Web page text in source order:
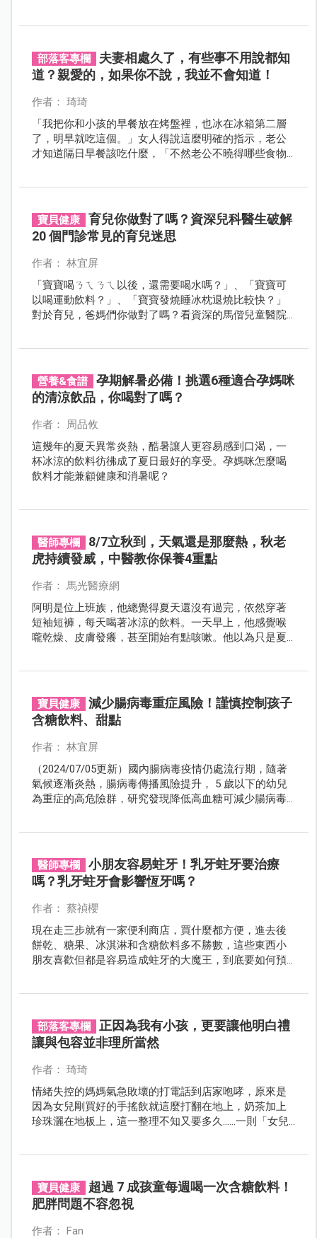
部落客專欄
夫妻相處久了，有些事不用說都知
道？親愛的，如果你不說，我並不會知道！
作者： 琦琦
「我把你和小孩的早餐放在烤盤裡，也冰在冰箱第二層
了，明早就吃這個。」女人得說這麼明確的指示，老公
才知道隔日早餐該吃什麼，「不然老公不曉得哪些食物
寶貝健康
育兒你做對了嗎？資深兒科醫生破解
20 個門診常見的育兒迷思
作者： 林宜屏
「寶寶喝ㄋㄟㄋㄟ以後，還需要喝水嗎？」、「寶寶可
以喝運動飲料？」、「寶寶發燒睡冰枕退燒比較快？」
對於育兒，爸媽們你做對了嗎？看資深的馬偕兒童醫院
營養&食譜
孕期解暑必備！挑選6種適合孕媽咪
的清涼飲品，你喝對了嗎？
作者： 周品攸
這幾年的夏天異常炎熱，酷暑讓人更容易感到口渴，一
杯冰涼的飲料彷彿成了夏日最好的享受。孕媽咪怎麼喝
飲料才能兼顧健康和消暑呢？
醫師專欄
8/7立秋到，天氣還是那麼熱，秋老
虎持續發威，中醫教你保養4重點
作者： 馬光醫療網
阿明是位上班族，他總覺得夏天還沒有過完，依然穿著
短袖短褲，每天喝著冰涼的飲料。一天早上，他感覺喉
嚨乾燥、皮膚發癢，甚至開始有點咳嗽。他以為只是夏
寶貝健康
減少腸病毒重症風險！謹慎控制孩子
含糖飲料、甜點
作者： 林宜屏
（2024/07/05更新）國內腸病毒疫情仍處流行期，隨著
氣候逐漸炎熱，腸病毒傳播風險提升， 5 歲以下的幼兒
為重症的高危險群，研究發現降低高血糖可減少腸病毒
醫師專欄
小朋友容易蛀牙！乳牙蛀牙要治療
嗎？乳牙蛀牙會影響恆牙嗎？
作者： 蔡禎櫻
現在走三步就有一家便利商店，買什麼都方便，進去後
餅乾、糖果、冰淇淋和含糖飲料多不勝數，這些東西小
朋友喜歡但都是容易造成蛀牙的大魔王，到底要如何預
部落客專欄
正因為我有小孩，更要讓他明白禮
讓與包容並非理所當然
作者： 琦琦
情緒失控的媽媽氣急敗壞的打電話到店家咆哮，原來是
因為女兒剛買好的手搖飲就這麼打翻在地上，奶茶加上
珍珠灑在地板上，這一整理不知又要多久……一則「女兒
寶貝健康
超過 7 成孩童每週喝一次含糖飲料！
肥胖問題不容忽視
作者： Fan